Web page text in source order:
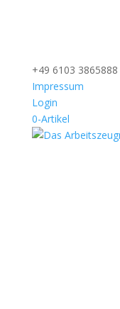
+49 6103 3865888
Impressum
Login
0-Artikel